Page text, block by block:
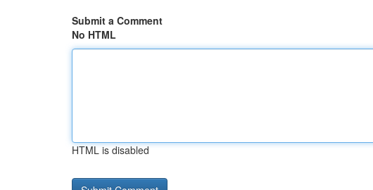
Submit a Comment
No HTML
HTML is disabled